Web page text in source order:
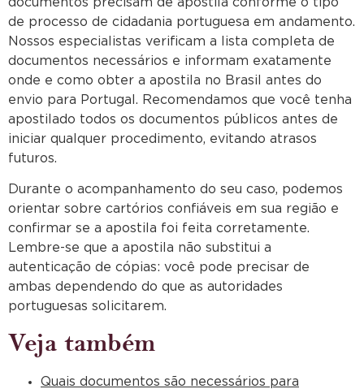
de processo de cidadania portuguesa em andamento.
Nossos especialistas verificam a lista completa de
documentos necessários e informam exatamente
onde e como obter a apostila no Brasil antes do
envio para Portugal. Recomendamos que você tenha
apostilado todos os documentos públicos antes de
iniciar qualquer procedimento, evitando atrasos
futuros.
Durante o acompanhamento do seu caso, podemos
orientar sobre cartórios confiáveis em sua região e
confirmar se a apostila foi feita corretamente.
Lembre-se que a apostila não substitui a
autenticação de cópias: você pode precisar de
ambas dependendo do que as autoridades
portuguesas solicitarem.
Veja também
Quais documentos são necessários para